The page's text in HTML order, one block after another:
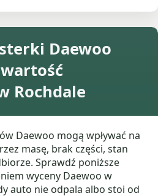
Daewoo
Rochdale
Daewoo mogą wpływać na
masę, brak części, stan
Sprawdź poniższe
wyceny Daewoo w
auto nie odpala albo stoi od